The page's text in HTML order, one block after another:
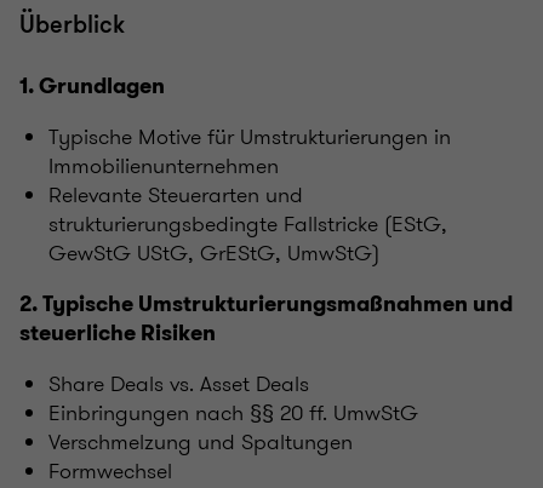
Überblick
1. Grundlagen
Typische Motive für Umstrukturierungen in
Immobilienunternehmen
Relevante Steuerarten und
strukturierungsbedingte Fallstricke (EStG,
GewStG UStG, GrEStG, UmwStG)
2. Typische Umstrukturierungsmaßnahmen und
steuerliche Risiken
Share Deals vs. Asset Deals
Einbringungen nach §§ 20 ff. UmwStG
Verschmelzung und Spaltungen
Formwechsel